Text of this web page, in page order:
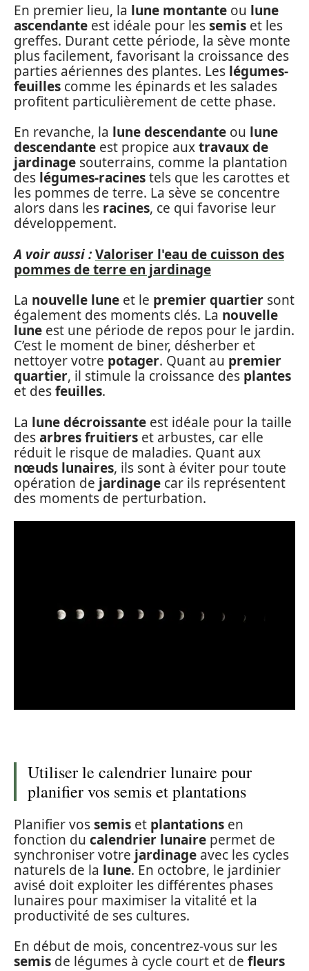
En premier lieu, la lune montante ou lune
ascendante est idéale pour lessemis et les
greffes. Durant cette période, la sève monte
plus facilement, favorisant la croissance des
parties aériennes des plantes. Les légumes-
feuilles comme les épinards et les salades
profitent particulièrement de cette phase.
En revanche, la lune descendante ou lune
descendante est propice auxtravaux de
jardinage souterrains, comme la plantation
des légumes-racinestels que les carottes et
les pommes de terre. La sève se concentre
alors dans les racines, ce qui favorise leur
développement.
A voir aussi :Valoriser l'eau de cuisson des
pommes de terre en jardinage
La nouvelle lune et le premier quartier sont
également des moments clés. La nouvelle
lune est une période de repos pour le jardin.
C’est le moment de biner, désherber et
nettoyer votre potager. Quant au premier
quartier, il stimule la croissance des plantes
et desfeuilles.
La lune décroissante est idéale pour la taille
desarbres fruitiers et arbustes, car elle
réduit le risque de maladies. Quant aux
nœuds lunaires, ils sont à éviter pour toute
opération de jardinage car ils représentent
des moments de perturbation.
Utiliser le calendrier lunaire pour
planifier vos semis et plantations
Planifier vossemis et plantations en
fonction du calendrier lunaire permet de
synchroniser votre jardinage avec les cycles
naturels de la lune. En octobre, le jardinier
avisé doit exploiter les différentes phases
lunaires pour maximiser la vitalité et la
productivité de ses cultures.
En début de mois, concentrez-vous sur les
semis de légumes à cycle court et de fleurs